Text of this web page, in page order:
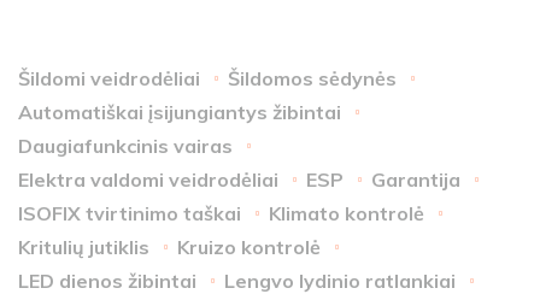
Šildomi veidrodėliai
Šildomos sėdynės
Automatiškai įsijungiantys žibintai
Daugiafunkcinis vairas
Elektra valdomi veidrodėliai
ESP
Garantija
ISOFIX tvirtinimo taškai
Klimato kontrolė
Kritulių jutiklis
Kruizo kontrolė
LED dienos žibintai
Lengvo lydinio ratlankiai